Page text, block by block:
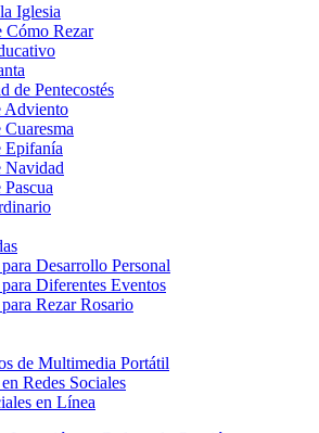
Iglesia
Cómo Rezar
de Pentecostés
Adviento
Epifanía
Navidad
Desarrollo Personal
Diferentes Eventos
Rezar Rosario
de Multimedia Portátil
Redes Sociales
en Línea